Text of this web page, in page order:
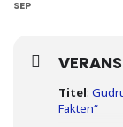
SEP
Titel:
Fakten“